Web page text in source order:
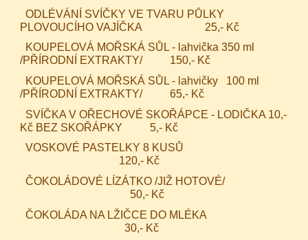
ODLÉVÁNÍ SVÍČKY VE TVARU PŮLKY
PLOVOUCÍHO VAJÍČKA 25,- Kč
KOUPELOVÁ MOŘSKÁ SŮL - lahvička 350 ml
/PŘÍRODNÍ EXTRAKTY/ 150,- Kč
KOUPELOVÁ MOŘSKÁ SŮL - lahvičky 100 ml
/PŘÍRODNÍ EXTRAKTY/ 65,- Kč
SVÍČKA V OŘECHOVÉ SKOŘÁPCE - LODIČKA 10,-
Kč BEZ SKOŘÁPKY 5,- Kč
VOSKOVÉ PASTELKY 8 KUSŮ
120,- Kč
ČOKOLÁDOVÉ LÍZÁTKO /JIŽ HOTOVÉ/
50,- Kč
ČOKOLÁDA NA LŽIČCE DO MLÉKA
30,- Kč